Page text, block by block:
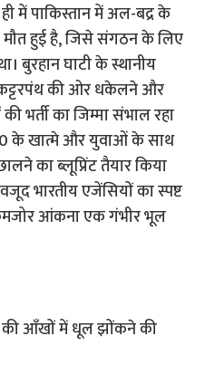
में पाकिस्तान में अल-बद्र के
मौत हुई है, जिसे संगठन के लिए
बुरहान घाटी के स्थानीय
की ओर धकेलने और
भर्ती का जिम्मा संभाल रहा
के खात्मे और युवाओं के साथ
का ब्लूप्रिंट तैयार किया
भारतीय एजेंसियों का स्पष्ट
आंकना एक गंभीर भूल
की आँखों में धूल झोंकने की